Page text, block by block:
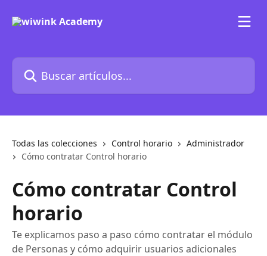
Buscar artículos...
Todas las colecciones Control horario
Administrador
Cómo contratar Control horario
Cómo contratar Control
horario
Te explicamos paso a paso cómo contratar el módulo
de Personas y cómo adquirir usuarios adicionales